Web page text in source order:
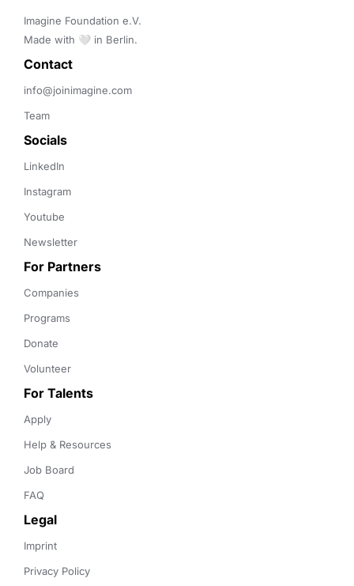
Imagine Foundation e.V.
Made with 🤍 in Berlin.
Contact
info@joinimagine.com
Team
Socials
LinkedIn
Instagram
Youtube
Newsletter
For Partners
Companies
Programs
Donate
Volunteer
For Talents
Apply
Help & Resources
Job Board
FAQ
Legal
Imprint
Privacy Policy